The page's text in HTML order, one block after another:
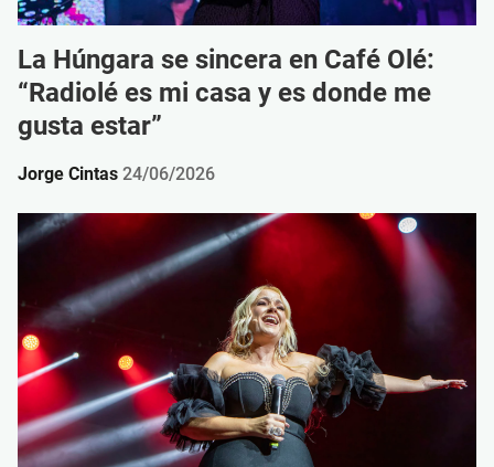
La Húngara se sincera en Café Olé:
“Radiolé es mi casa y es donde me
gusta estar”
Jorge Cintas 24/06/2026